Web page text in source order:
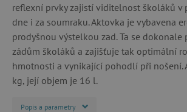
reflexní prvky zajistí viditelnost školáků v
dne i za soumraku. Aktovka je vybavena
prodyšnou výstelkou zad. Ta se dokonale
zádům školáků a zajišťuje tak optimální
hmotnosti a vynikající pohodlí při nošení.
kg, její objem je 16 l.
Popis a parametry